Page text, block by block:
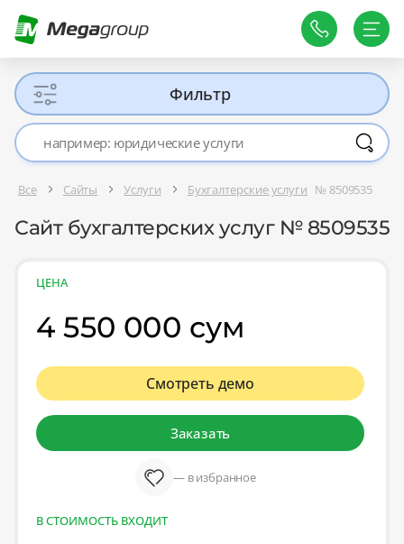
Фильтр
Все Сайты Услуги Бухгалтерские услуги № 8509535
Сайт бухгалтерских услуг № 8509535
ЦЕНА
4 550 000 сум
Смотреть демо
Заказать
— в избранное
В СТОИМОСТЬ ВХОДИТ